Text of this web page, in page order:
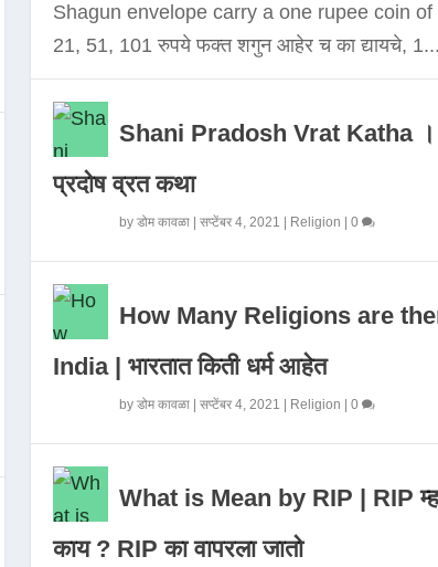
Shagun envelope carry a one rupee coin of
21, 51, 101 रुपये फक्त शगुन आहेर च का द्यायचे, 1...
Shani Pradosh Vrat Katha ।
प्रदोष व्रत कथा
by डोम कावळा| सप्टेंबर 4, 2021 Religion 0
How Many Religions are
India | भारतात किती धर्म आहेत
by डोम कावळा| सप्टेंबर 4, 2021 Religion 0
What is Mean by RIP | RIP
काय ? RIP का वापरला जातो